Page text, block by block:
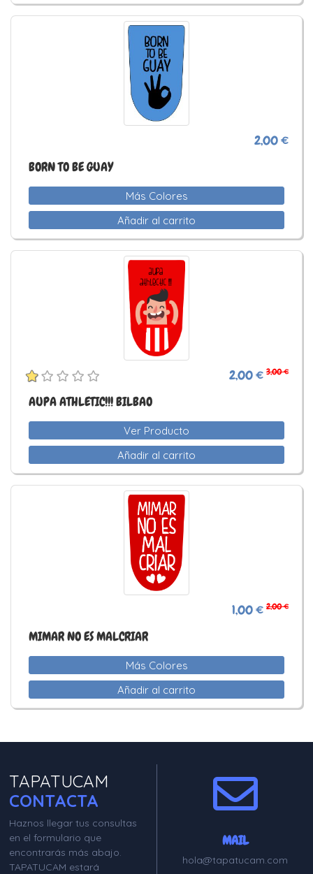
2,00 €
BORN TO BE GUAY
Más Colores
Añadir al carrito
2,00 € 3,00 €
AUPA ATHLETIC!!! BILBAO
Ver Producto
Añadir al carrito
1,00 € 2,00 €
MIMAR NO ES MALCRIAR
Más Colores
Añadir al carrito
TAPATUCAM
CONTACTA
Haznos llegar tus consultas
en el formulario que
encontrarás más abajo.
TAPATUCAM estará
MAIL
hola@tapatucam.com